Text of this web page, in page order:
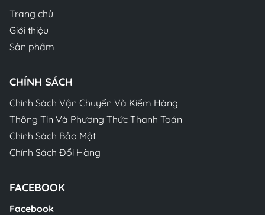
Trang chủ
Giới thiệu
Sản phẩm
CHÍNH SÁCH
Chính Sách Vận Chuyển Và Kiểm Hàng
Thông Tin Và Phương Thức Thanh Toán
Chính Sách Bảo Mật
Chính Sách Đổi Hàng
FACEBOOK
Facebook